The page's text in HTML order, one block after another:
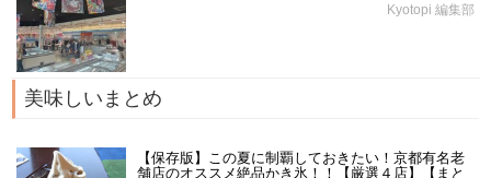
Kyotopi 編集部
美味しいまとめ
【保存版】この夏に制覇しておきたい！京都有名老
舗店のオススメ絶品かき氷！！【厳選４店】【まと